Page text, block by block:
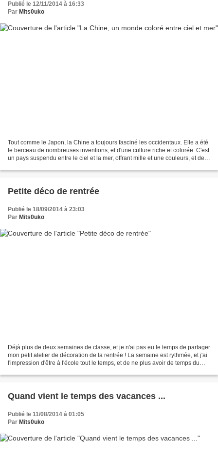
Publié le 12/11/2014 à 16:33
Par Mits0uko
Tout comme le Japon, la Chine a toujours fasciné les occidentaux. Elle a été
le berceau de nombreuses inventions, et d'une culture riche et colorée. C'est
un pays suspendu entre le ciel et la mer, offrant mille et une couleurs, et des
Petite déco de rentrée
Publié le 18/09/2014 à 23:03
Par Mits0uko
Déjà plus de deux semaines de classe, et je n'ai pas eu le temps de partager
mon petit atelier de décoration de la rentrée ! La semaine est rythmée, et j'ai
l'impression d'être à l'école tout le temps, et de ne plus avoir de temps du
Quand vient le temps des vacances ...
Publié le 11/08/2014 à 01:05
Par Mits0uko